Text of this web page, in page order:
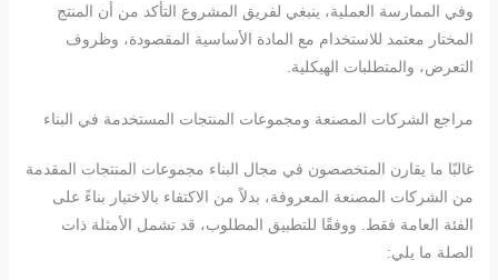
وفي الممارسة العملية، ينبغي لفريق المشروع التأكد من أن المنتج
المختار معتمد للاستخدام مع المادة الأساسية المقصودة، وظروف
التعرض، والمتطلبات الهيكلية.
مراجع الشركات المصنعة ومجموعات المنتجات المستخدمة في البناء
غالبًا ما يقارن المتخصصون في مجال البناء مجموعات المنتجات المقدمة
من الشركات المصنعة المعروفة، بدلاً من الاكتفاء بالاختيار بناءً على
الفئة العامة فقط. ووفقًا للتطبيق المطلوب، قد تشمل الأمثلة ذات
الصلة ما يلي: